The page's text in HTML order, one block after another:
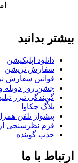
بدانید
دانلود اپلیکیشن
سفارش نریشن
قوانین سفارش نریشن
جشن روز دوبله و
گویندگی تیزر تبلیغاتی
بلاگ چکاوا
پیشواز تلفن همراه
فرم نظرسنجی از
جذب گوینده
با ما